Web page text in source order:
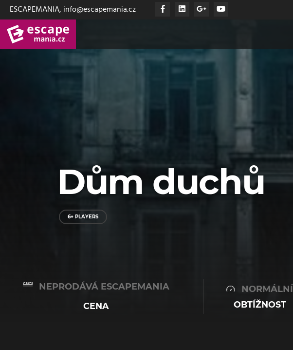
ESCAPEMANIA, info@escapemania.cz
Dům duchů
6+ PLAYERS
NEPRODÁVÁ ESCAPEMANIA
CENA
NORMÁLNÍ
OBTÍŽNOST